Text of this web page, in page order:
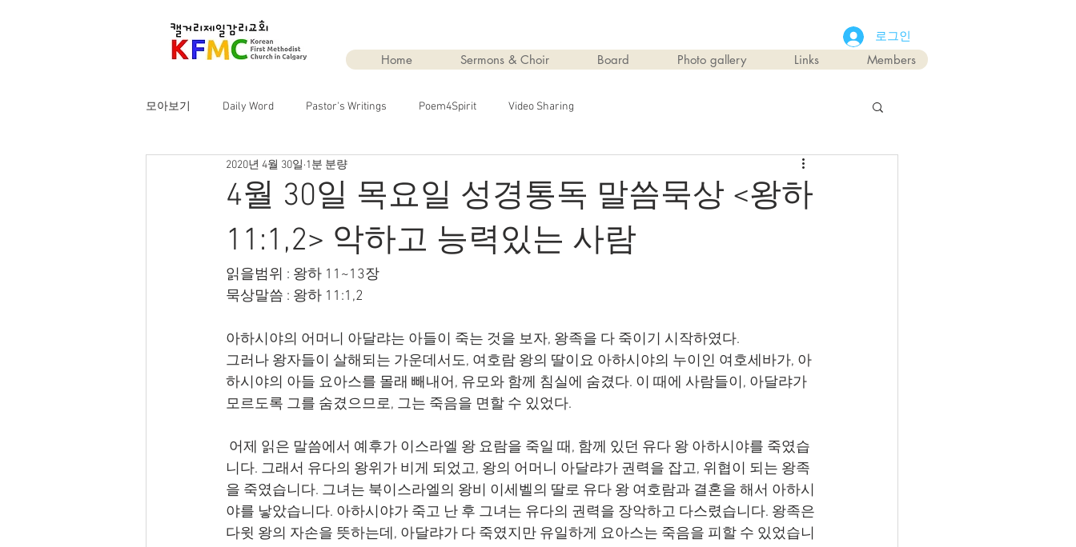
Home Sermons & Choir Board Photo gallery Links Members
로그인
모아보기 Daily Word Pastor's Writings Poem4Spirit Video Sharing
4월 30일 목요일 성경통독 말씀묵상 <왕하
11:1,2> 악하고 능력있는 사람
2020년 4월 30일 1분 분량
읽을범위 : 왕하 11~13장
묵상말씀 : 왕하 11:1,2
아하시야의 어머니 아달랴는 아들이 죽는 것을 보자, 왕족을 다 죽이기 시작하였다.
그러나 왕자들이 살해되는 가운데서도, 여호람 왕의 딸이요 아하시야의 누이인 여호세바가, 아
하시야의 아들 요아스를 몰래 빼내어, 유모와 함께 침실에 숨겼다. 이 때에 사람들이, 아달랴가
모르도록 그를 숨겼으므로, 그는 죽음을 면할 수 있었다.
니다. 그래서 유다의 왕위가 비게 되었고, 왕의 어머니 아달랴가 권력을 잡고, 위협이 되는 왕족
을 죽였습니다. 그녀는 북이스라엘의 왕비 이세벨의 딸로 유다 왕 여호람과 결혼을 해서 아하시
야를 낳았습니다. 아하시야가 죽고 난 후 그녀는 유다의 권력을 장악하고 다스렸습니다. 왕족은
다윗 왕의 자손을 뜻하는데, 아달랴가 다 죽였지만 유일하게 요아스는 죽음을 피할 수 있었습니